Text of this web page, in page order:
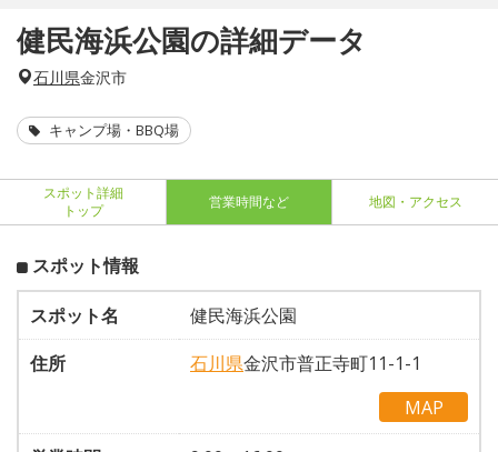
健民海浜公園の詳細データ
石川県金沢市
キャンプ場・BBQ場
スポット詳細
トップ
営業時間など 地図・アクセス
スポット情報
スポット名
健民海浜公園
住所
石川県金沢市普正寺町11-1-1
MAP